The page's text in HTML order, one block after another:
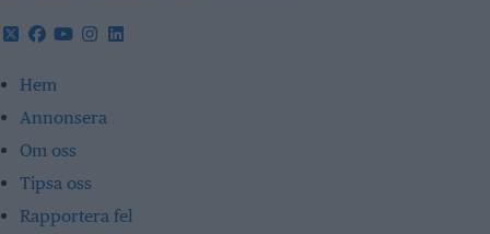
Hem
Annonsera
Om oss
Tipsa oss
Rapportera fel